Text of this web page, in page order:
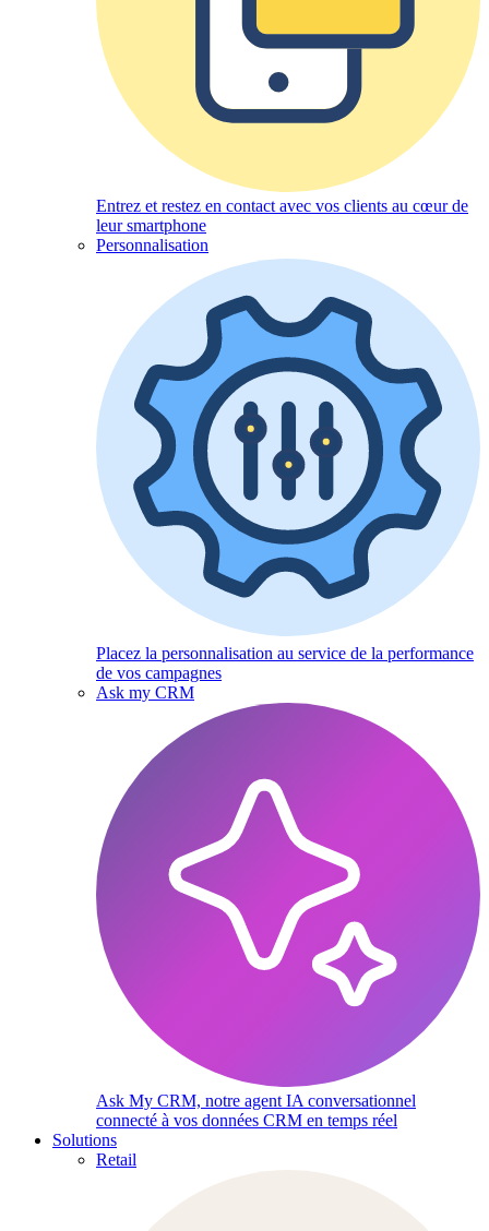
Entrez et restez en contact avec vos clients au cœur de
leur smartphone
Personnalisation
Placez la personnalisation au service de la performance
de vos campagnes
Ask my CRM
Ask My CRM, notre agent IA conversationnel
connecté à vos données CRM en temps réel
Solutions
Retail